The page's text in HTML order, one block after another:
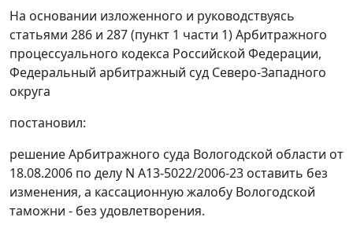
На основании изложенного и руководствуясь
статьями 286 и 287 (пункт 1 части 1)Арбитражного
процессуального кодекса Российской Федерации,
Федеральный арбитражный суд Северо-Западного
округа
постановил:
решение Арбитражного суда Вологодской области от
18.08.2006 по делу N А13-5022/2006-23 оставить без
изменения, а кассационную жалобу Вологодской
таможни - без удовлетворения.